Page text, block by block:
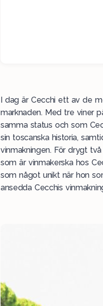
I dag är Cecchi ett av de
marknaden. Med tre viner
samma status och som
sin toscanska historia,
vinmakningen. För drygt
som är vinmakerska hos
som något unikt när hon
ansedda Cecchis